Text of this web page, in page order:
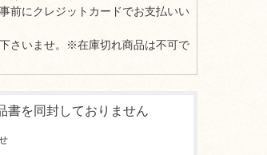
前にクレジットカードでお支払いい
さいませ。※在庫切れ商品は不可で
書を同封しておりません